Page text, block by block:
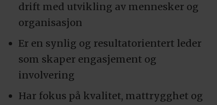
drift med utvikling av mennesker og
organisasjon
Er en synlig og resultatorientert leder
som skaper engasjement og
involvering
Har fokus på kvalitet, mattrygghet og